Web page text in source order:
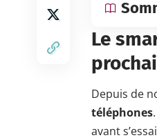
Le
Depuis de
téléphones
avant